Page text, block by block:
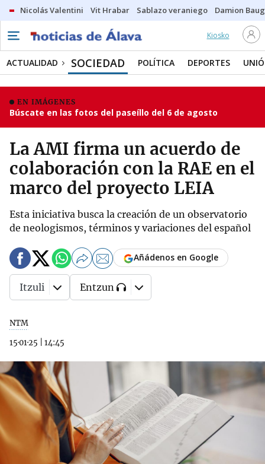
Nicolás Valentini Vit Hrabar Sablazo veraniego Damion
Kiosko
ACTUALIDAD SOCIEDAD POLÍTICA DEPORTES
EN IMÁGENES
Búscate en las fotos del paseíllo del 6 de agosto
La AMI firma un acuerdo de
colaboración con la RAE en el
marco del proyecto LEIA
Esta iniciativa busca la creación de un observatorio
de neologismos, términos y variaciones del español
NTM
15·01·25
14:45
Añádenos en Google
Itzuli Entzun